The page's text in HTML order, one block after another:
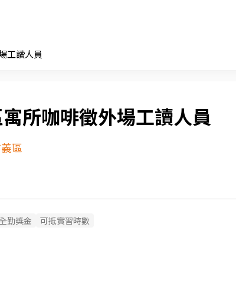
工讀人員
所咖啡徵外場工讀人員
區
全勤獎金 可抵實習時數